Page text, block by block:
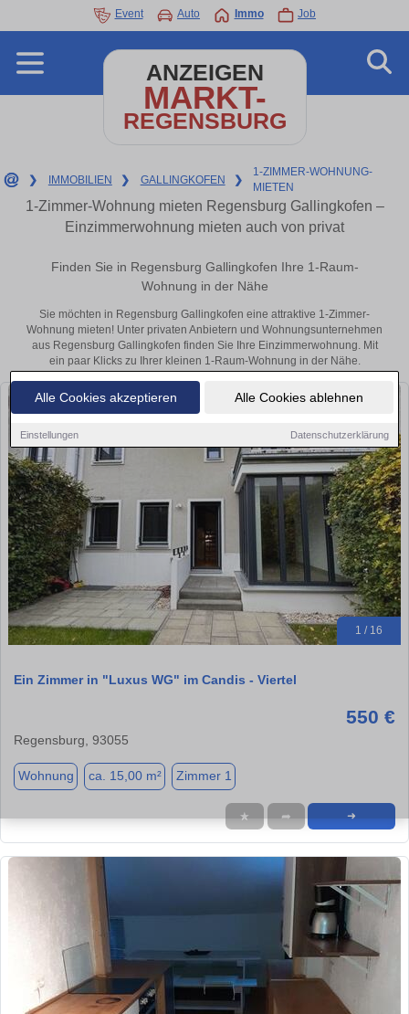
Alle Cookies akzeptieren Alle Cookies ablehnen
Einstellungen Datenschutzerklärung
Event Auto Immo Job
ANZEIGEN
MARKT-
REGENSBURG
❯ IMMOBILIEN ❯ GALLINGKOFEN ❯
1-ZIMMER-WOHNUNG-
MIETEN
1-Zimmer-Wohnung mieten Regensburg Gallingkofen –
Einzimmerwohnung mieten auch von privat
Finden Sie in Regensburg Gallingkofen Ihre 1-Raum-
Wohnung in der Nähe
Sie möchten in Regensburg Gallingkofen eine attraktive 1-Zimmer-
Wohnung mieten! Unter privaten Anbietern und Wohnungsunternehmen
aus Regensburg Gallingkofen finden Sie Ihre Einzimmerwohnung. Mit
ein paar Klicks zu Ihrer kleinen 1-Raum-Wohnung in der Nähe.
1 / 16
Ein Zimmer in "Luxus WG" im Candis - Viertel
550 €
Regensburg, 93055
Wohnung ca. 15,00 m² Zimmer 1
★ ➦ ➜